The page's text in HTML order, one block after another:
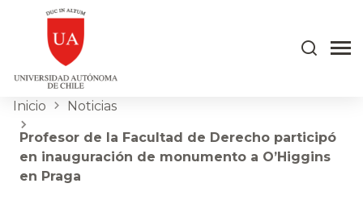
Inicio Noticias
Profesor de la Facultad de Derecho participó
en inauguración de monumento a O’Higgins
en Praga